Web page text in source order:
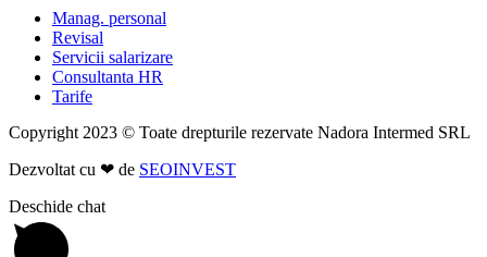
Manag. personal
Revisal
Servicii salarizare
Consultanta HR
Tarife
Copyright 2023 © Toate drepturile rezervate Nadora Intermed SRL
Dezvoltat cu ❤ de SEOINVEST
Deschide chat